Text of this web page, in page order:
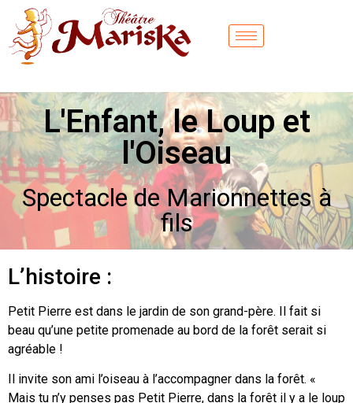
L'Enfant, le Loup et
l'Oiseau
Spectacle de Marionnettes à
fils
L’histoire :
Petit Pierre est dans le jardin de son grand-père. Il fait si
beau qu’une petite promenade au bord de la forêt serait si
agréable !
Il invite son ami l’oiseau à l’accompagner dans la forêt. «
Mais tu n’y penses pas Petit Pierre, dans la forêt il y a le loup